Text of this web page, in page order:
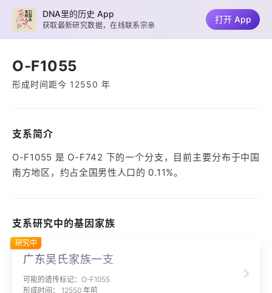
O-F1055
形成时间距今 12550 年
支系简介
O-F1055 是 O-F742 下的一个分支，目前主要分布于中国
南方地区，约占全国男性人口的 0.11%。
支系研究中的基因家族
广东吴氏家族一支
可能的遗传标记：O-F1055
形成时间： 12550 年前
研究中
DNA里的历史 App
获取最新研究数据，在线联系宗亲
打开 App